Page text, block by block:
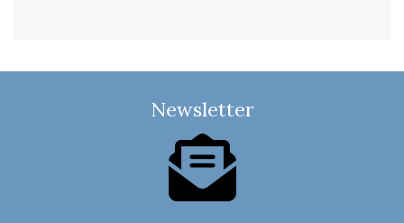
Newsletter